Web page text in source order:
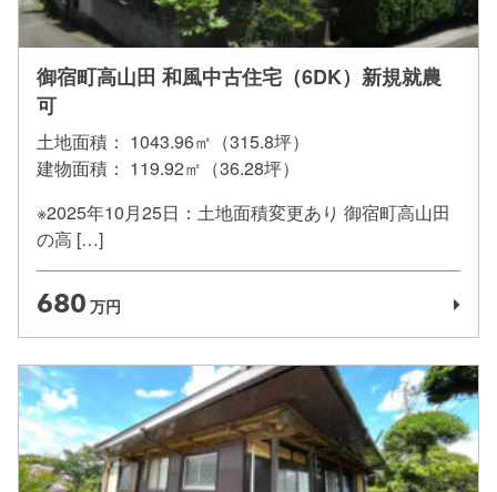
御宿町高山田 和風中古住宅（6DK）新規就農
可
土地面積： 1043.96㎡（315.8坪）
建物面積： 119.92㎡（36.28坪）
※2025年10月25日：土地面積変更あり 御宿町高山田
の高 […]
680万円